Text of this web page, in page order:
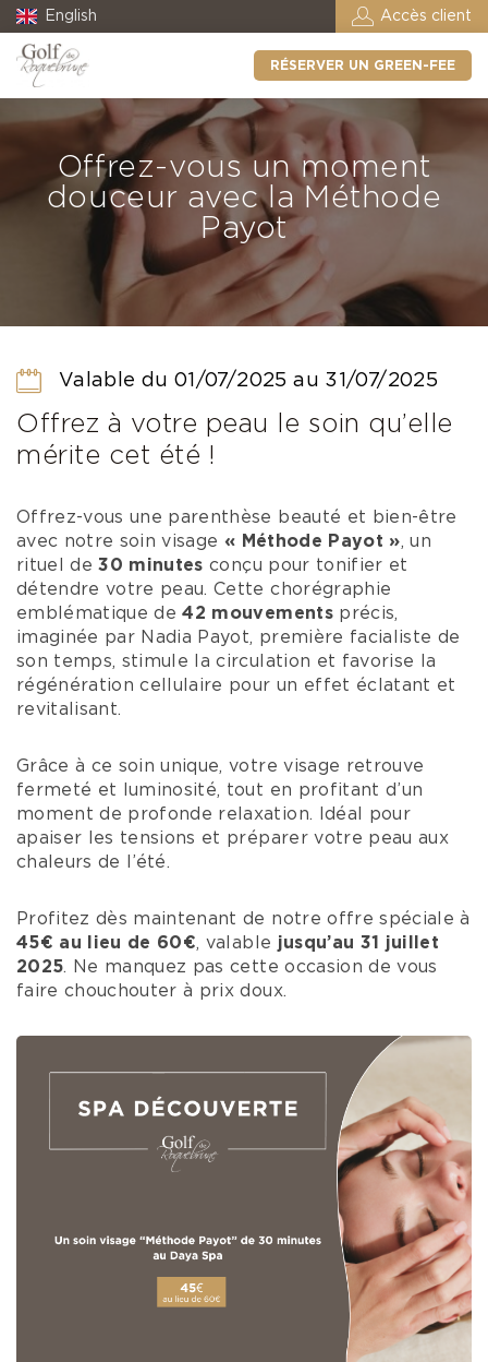
English Accès client
RÉSERVER UN GREEN-FEE
Offrez-vous un moment
douceur avec la Méthode
Payot
Valable du 01/07/2025 au 31/07/2025
Offrez à votre peau le soin qu’elle
mérite cet été !
Offrez-vous une parenthèse beauté et bien-être
avec notre soin visage « Méthode Payot », un
rituel de30 minutes conçu pour tonifier et
détendre votre peau. Cette chorégraphie
emblématique de42 mouvementsprécis,
imaginée par Nadia Payot, première facialiste de
son temps, stimule la circulation et favorise la
régénération cellulaire pour un effet éclatant et
revitalisant.
Grâce à ce soin unique, votre visage retrouve
fermeté et luminosité, tout en profitant d’un
moment de profonde relaxation. Idéal pour
apaiser les tensions et préparer votre peau aux
chaleurs de l’été.
Profitez dès maintenant de notre offre spéciale à
45€ au lieu de 60€, valable jusqu’au 31 juillet
2025. Ne manquez pas cette occasion de vous
faire chouchouter à prix doux.